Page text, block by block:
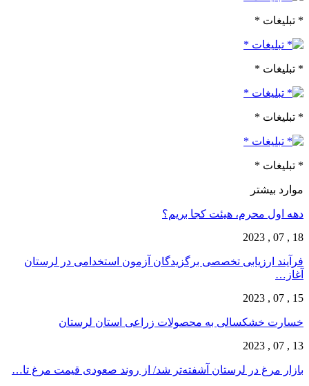
* تبلیغات *
* تبلیغات *
* تبلیغات *
* تبلیغات *
موارد بیشتر
دهه اول محرم، هیئت کجا بریم؟
18 , 07 , 2023
فرآیند ارزیابی تخصصی برگزیدگان آزمون استخدامی در لرستان
آغاز…
15 , 07 , 2023
خسارت خشکسالی به محصولات زراعی استان لرستان
13 , 07 , 2023
بازار مرغ در لرستان آشفته‌تر شد/ از روند صعودی قیمت مرغ تا…